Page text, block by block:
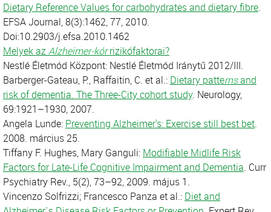
Dietary Reference Values for carbohydrates and dietary fibre.
EFSA Journal, 8(3):1462, 77, 2010.
Doi:10.2903/j.efsa.2010.1462
Melyek azAlzheimer-kórrizikófaktorai?
Nestlé Életmód Központ: Nestlé Életmód Iránytű 2012/III.
Barberger-Gateau, P., Raffaitin, C. et al.: Dietary patternsand
risk of dementia. The Three-City cohort study. Neurology,
69:1921–1930, 2007.
Angela Lunde: Preventing Alzheimer's: Exercise still best bet.
2008. március 25.
Tiffany F. Hughes, Mary Ganguli: Modifiable Midlife Risk
Factors for Late-Life Cognitive Impairment and Dementia. Curr
Psychiatry Rev., 5(2), 73–92, 2009. május 1.
Vincenzo Solfrizzi; Francesco Panza et al.: Diet and